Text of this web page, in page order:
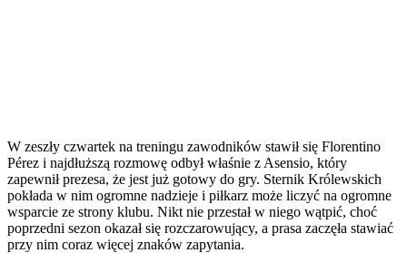
W zeszły czwartek na treningu zawodników stawił się Florentino
Pérez i najdłuższą rozmowę odbył właśnie z Asensio, który
zapewnił prezesa, że jest już gotowy do gry. Sternik Królewskich
pokłada w nim ogromne nadzieje i piłkarz może liczyć na ogromne
wsparcie ze strony klubu. Nikt nie przestał w niego wątpić, choć
poprzedni sezon okazał się rozczarowujący, a prasa zaczęła stawiać
przy nim coraz więcej znaków zapytania.